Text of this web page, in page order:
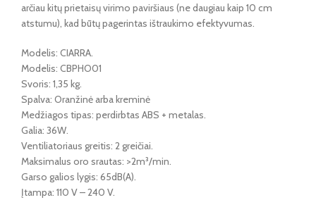
arčiau kitų prietaisų virimo paviršiaus (ne daugiau kaip 10 cm
atstumu), kad būtų pagerintas ištraukimo efektyvumas.
Modelis: CIARRA.
Modelis: CBPHO01
Svoris: 1,35 kg.
Spalva: Oranžinė arba kreminė
Medžiagos tipas: perdirbtas ABS + metalas.
Galia: 36W.
Ventiliatoriaus greitis: 2 greičiai.
Maksimalus oro srautas: >2m³/min.
Garso galios lygis: 65dB(A).
Įtampa: 110 V – 240 V.